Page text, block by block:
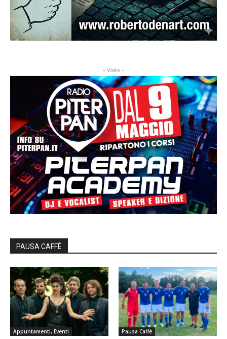
- Visite -
PAUSA CAFFÈ
Appuntamenti, Eventi Pausa Caffè